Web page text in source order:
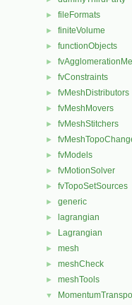
► fileFormats
► finiteVolume
► functionObjects
►
► fvConstraints
► fvMeshDistributors
► fvMeshMovers
► fvMeshStitchers
►
► fvModels
► fvMotionSolver
► fvTopoSetSources
► generic
► lagrangian
► Lagrangian
► mesh
► meshCheck
► meshTools
▼